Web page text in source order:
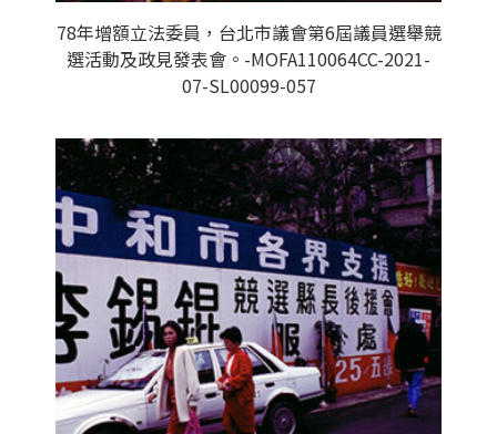
78年增額立法委員，台北市議會第6屆議員選舉競
選活動及政見發表會。-MOFA110064CC-2021-
07-SL00099-057